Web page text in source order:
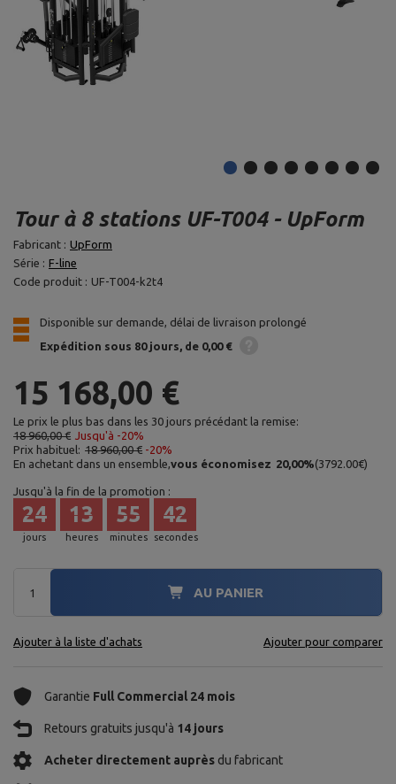
Tour à 8 stations UF-T004 - UpForm
Fabricant : UpForm
Série : F-line
Code produit : UF-T004-k2t4
Disponible sur demande, délai de livraison prolongé
Expédition sous 80 jours de 0,00 €
15 168,00 €
Le prix le plus bas dans les 30 jours précédant la remise:
18 960,00 € Jusqu'à -20%
Prix habituel: 18 960,00 € -20%
En achetant dans un ensemble,vous économisez 20,00%(3792.00€)
Jusqu'à la fin de la promotion :
jours
24
heures
13
minutes
55
secondes
41
AU PANIER
Ajouter à la liste d'achats Ajouter pour comparer
Garantie Full Commercial 24 mois
Retours gratuits jusqu'à 14 jours
Acheter directement auprès du fabricant